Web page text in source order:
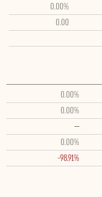
0.00%
0.00
0.00%
0.00%
--
0.00%
-98.91%